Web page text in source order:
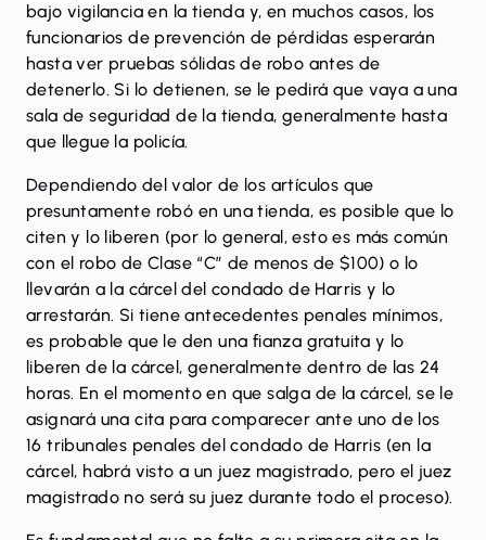
bajo vigilancia en la tienda y, en muchos casos, los
funcionarios de prevención de pérdidas esperarán
hasta ver pruebas sólidas de robo antes de
detenerlo. Si lo detienen, se le pedirá que vaya a una
sala de seguridad de la tienda, generalmente hasta
que llegue la policía.
Dependiendo del valor de los artículos que
presuntamente robó en una tienda, es posible que lo
citen y lo liberen (por lo general, esto es más común
con el robo de Clase “C” de menos de $100) o lo
llevarán a la cárcel del condado de Harris y lo
arrestarán. Si tiene antecedentes penales mínimos,
es probable que le den una fianza gratuita y lo
liberen de la cárcel, generalmente dentro de las 24
horas. En el momento en que salga de la cárcel, se le
asignará una cita para comparecer ante uno de los
16 tribunales penales del condado de Harris (en la
cárcel, habrá visto a un juez magistrado, pero el juez
magistrado no será su juez durante todo el proceso).